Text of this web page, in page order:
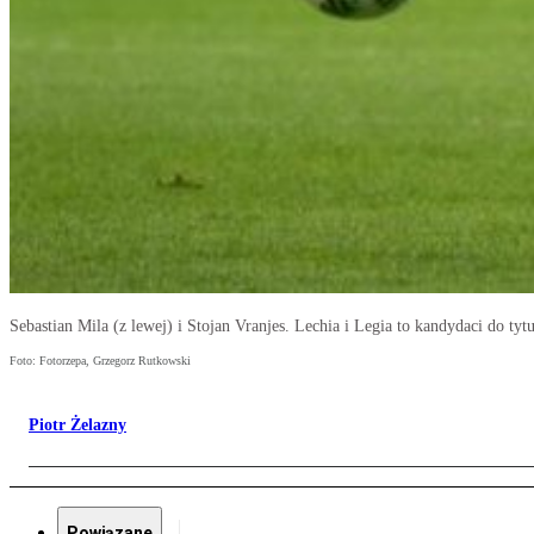
Sebastian Mila (z lewej) i Stojan Vranjes. Lechia i Legia to kandydaci do
Foto: Fotorzepa, Grzegorz Rutkowski
Piotr Żelazny